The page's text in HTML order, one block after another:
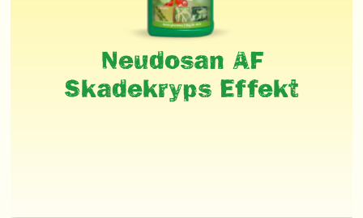
Neudosan AF
Skadekryps Effekt